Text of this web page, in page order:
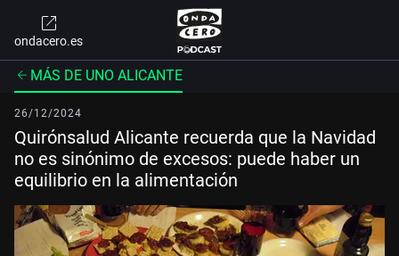
ondacero.es
MÁS DE UNO ALICANTE
26/12/2024
Quirónsalud Alicante recuerda que la Navidad
no es sinónimo de excesos: puede haber un
equilibrio en la alimentación